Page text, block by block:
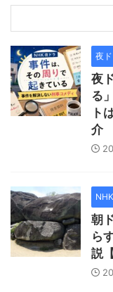
夜ド
夜
る
ト
介
朝
ら
説